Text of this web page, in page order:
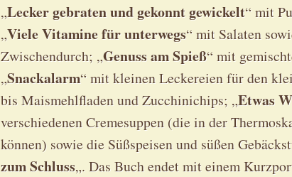
„Lecker gebraten und gekonnt gewickelt“ mit
„Viele Vitamine für unterwegs“ mit Salaten
Zwischendurch; „Genuss am Spieß“ mit
„Snackalarm“ mit kleinen Leckereien für den
bis Maismehlfladen und Zucchinichips; „Etwas
verschiedenen Cremesuppen (die in der
können) sowie die Süßspeisen und süßen
zum Schluss„. Das Buch endet mit einem